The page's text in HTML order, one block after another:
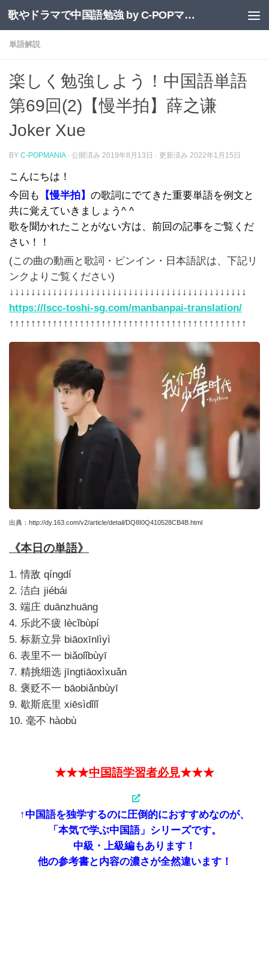
コンテンツへスキップ 歌やドラマで中国語勉強 by C-POPマニア
単語解説
楽しく勉強しよう！中国語単語
第69回(2)【慢半拍】薛之谦
Joker Xue
BY C-POPMANIA · 公開済み 2019年8月13日 · 更新済み 2022年1月15日
こんにちは！
今回も
【慢半拍】 の歌詞にでてきた重要単語を例文と
共に覚えていきましょう^ ^
歌を聞かれたことがない方は、前回の記事をご覧くだ
さい！！
(この曲の動画と歌詞・ピンイン・日本語訳は、下記リ
ンクよりご覧ください)
↓↓↓↓↓↓↓↓↓↓↓↓↓↓↓↓↓↓↓↓↓↓↓↓↓↓↓↓↓↓↓↓↓↓↓↓↓↓↓↓↓↓↓↓
https://lscc-toshi-sg.com/manbanpai-translation/
↑↑↑↑↑↑↑↑↑↑↑↑↑↑↑↑↑↑↑↑↑↑↑↑↑↑↑↑↑↑↑↑↑↑↑↑↑↑↑↑↑↑↑↑
出典：http://dy.163.com/v2/article/detail/DQ8I0Q410528CB4B.html
《本日の単語》
1.情敌 qíngdí
2. 洁白 jiébái
3. 端庄 duānzhuāng
4. 乐此不疲 lècǐbùpí
5. 标新立异 biāoxīnlìyì
6. 表里不一 biǎolǐbùyī
7. 精挑细选 jīngtiāoxìxuǎn
8. 褒贬不一 bāobiǎnbùyī
9. 歇斯底里 xiēsìdǐlǐ
10. 毫不 hàobù
★★★中国語学習者必見★★★
↑中国語を独学するのに圧倒的におすすめなのが、
「本気で学ぶ中国語」シリーズです。
中級・上級編もあります！
他の参考書と内容の濃さが全然違います！